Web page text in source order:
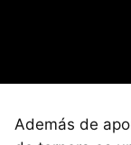
Además de